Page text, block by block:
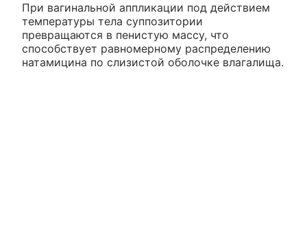
При вагинальной аппликации под действием
температуры тела суппозитории
превращаются в пенистую массу, что
способствует равномерному распределению
натамицина по слизистой оболочке влагалища.